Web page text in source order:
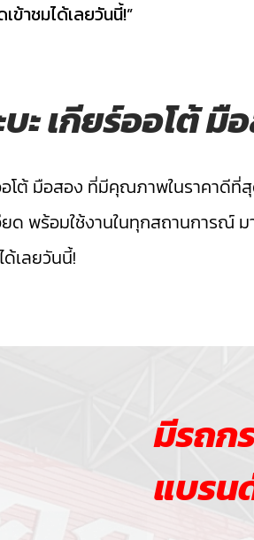
ข้าชมได้เลยวันนี้!”
ะ เกียร์ออโต้ มื
โต้ มือสอง ที่มีคุณภาพในราคาดีที่
ด พร้อมใช้งานในทุกสถานการ
ด้เลยวันนี้!
มีรถก
แบรน